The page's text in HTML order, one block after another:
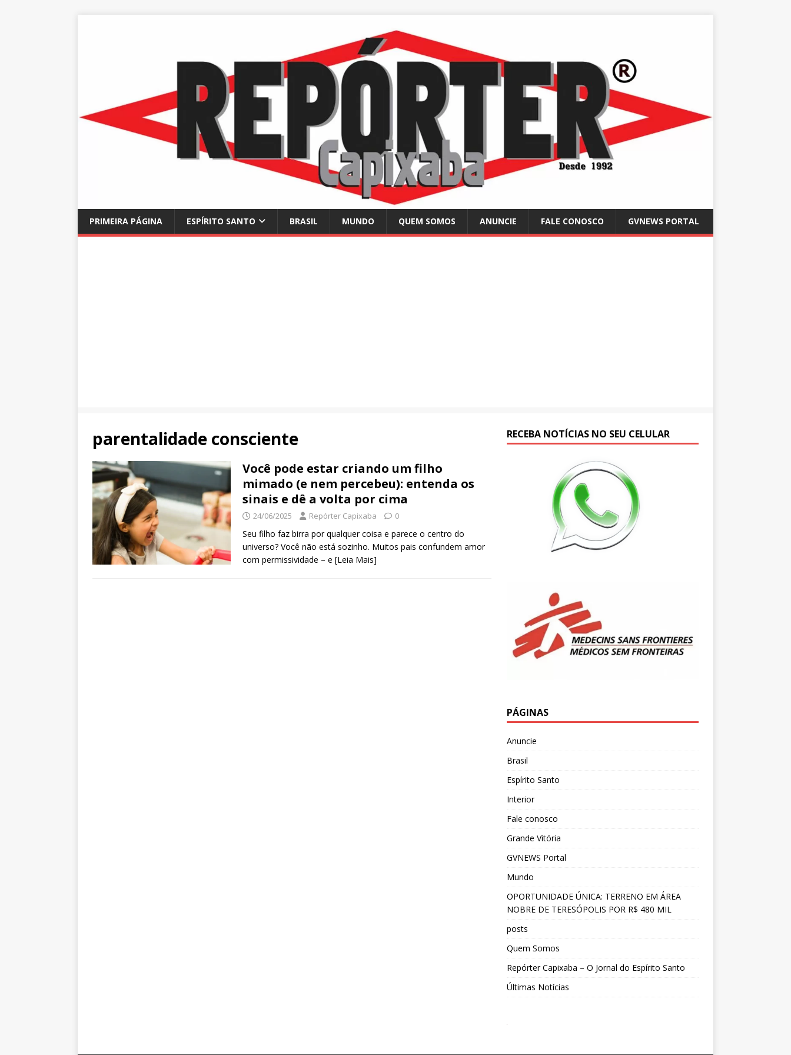
PRIMEIRA PÁGINA ESPÍRITO SANTO BRASIL MUNDO QUEM SOMOS ANUNCIE FALE CONOSCO GVNEWS PORTAL
parentalidade consciente
Você pode estar criando um filho
mimado (e nem percebeu): entenda os
sinais e dê a volta por cima
24/06/2025 Repórter Capixaba 0
Seu filho faz birra por qualquer coisa e parece o centro do
universo? Você não está sozinho. Muitos pais confundem amor
com permissividade – e [Leia Mais]
RECEBA NOTÍCIAS NO SEU CELULAR
PÁGINAS
Anuncie
Brasil
Espírito Santo
Interior
Fale conosco
Grande Vitória
GVNEWS Portal
Mundo
OPORTUNIDADE ÚNICA: TERRENO EM ÁREA
NOBRE DE TERESÓPOLIS POR R$ 480 MIL
posts
Quem Somos
Repórter Capixaba – O Jornal do Espírito Santo
Últimas Notícias